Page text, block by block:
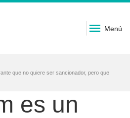
Menú
que no quiere ser sancionador, pero que
es un